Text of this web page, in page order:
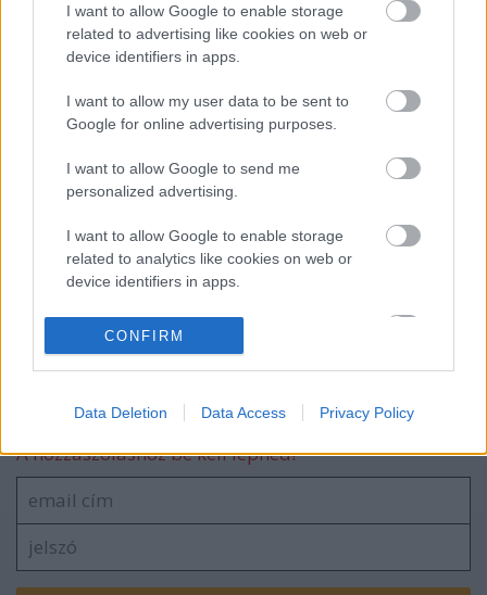
I want to allow Google to enable storage
related to advertising like cookies on web or
device identifiers in apps.
I want to allow my user data to be sent to
Google for online advertising purposes.
I want to allow Google to send me
personalized advertising.
I want to allow Google to enable storage
related to analytics like cookies on web or
device identifiers in apps.
I want to allow Google to enable storage
related to functionality of the website or app.
related to personalization.
I want to allow Google to enable storage
related to security, including authentication
functionality and fraud prevention, and other
user protection.
CONFIRM
Data Deletion Data Access Privacy Policy
A SpaceX addítív gyártási partnersége a
A Wabtec additív megoldása jelentősen
növeli a vasúti áramszedők teljesítményét
Kolumbiában is nyomtatnak már
Szólj hozzá!
A hozzászóláshoz be kell lépned!